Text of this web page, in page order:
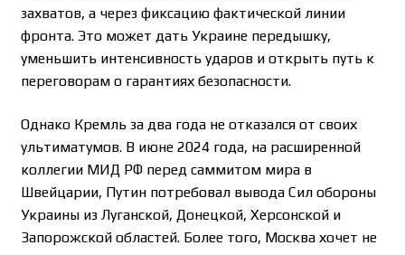
захватов, а через фиксацию фактической линии
фронта. Это может дать Украине передышку,
уменьшить интенсивность ударов и открыть путь к
переговорам о гарантиях безопасности.
Однако Кремль за два года не отказался от своих
ультиматумов. В июне 2024 года, на расширенной
коллегии МИД РФ перед саммитом мира в
Швейцарии, Путин потребовал вывода Сил обороны
Украины из Луганской, Донецкой, Херсонской и
Запорожской областей. Более того, Москва хочет не